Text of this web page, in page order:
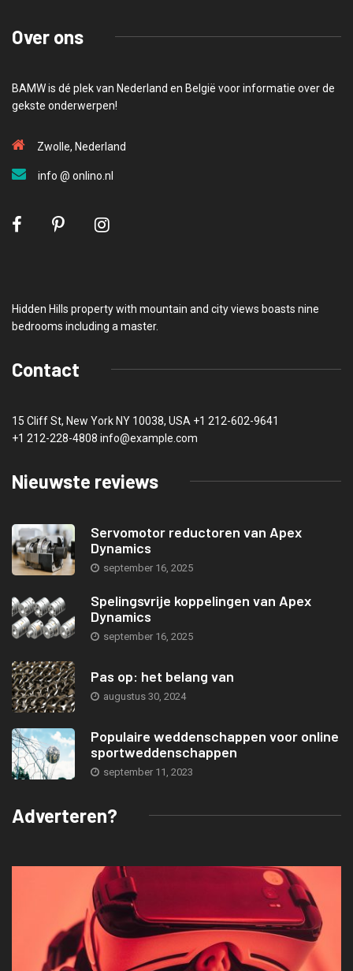
Over ons
BAMW is dé plek van Nederland en België voor informatie over de
gekste onderwerpen!
Zwolle, Nederland
info @ onlino.nl
Hidden Hills property with mountain and city views boasts nine
bedrooms including a master.
Contact
15 Cliff St, New York NY 10038, USA +1 212-602-9641
+1 212-228-4808 info@example.com
Nieuwste reviews
Servomotor reductoren van Apex
Dynamics
september 16, 2025
Spelingsvrije koppelingen van Apex
Dynamics
september 16, 2025
Pas op: het belang van
augustus 30, 2024
Populaire weddenschappen voor online
sportweddenschappen
september 11, 2023
Adverteren?